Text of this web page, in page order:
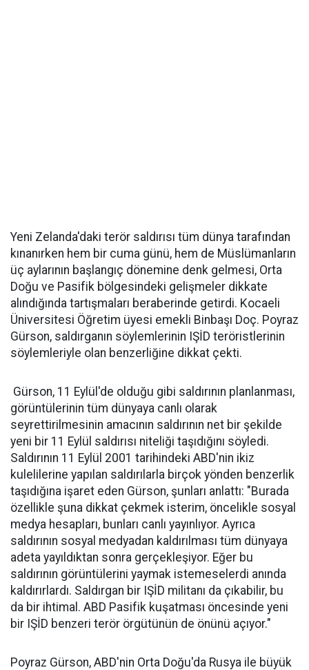
Yeni Zelanda'daki terör saldırısı tüm dünya tarafından
kınanırken hem bir cuma günü, hem de Müslümanların
üç aylarının başlangıç dönemine denk gelmesi, Orta
Doğu ve Pasifik bölgesindeki gelişmeler dikkate
alındığında tartışmaları beraberinde getirdi. Kocaeli
Üniversitesi Öğretim üyesi emekli Binbaşı Doç. Poyraz
Gürson, saldırganın söylemlerinin IŞİD teröristlerinin
söylemleriyle olan benzerliğine dikkat çekti.
Gürson, 11 Eylül'de olduğu gibi saldırının planlanması,
görüntülerinin tüm dünyaya canlı olarak
seyrettirilmesinin amacının saldırının net bir şekilde
yeni bir 11 Eylül saldırısı niteliği taşıdığını söyledi.
Saldırının 11 Eylül 2001 tarihindeki ABD'nin ikiz
kulelilerine yapılan saldırılarla birçok yönden benzerlik
taşıdığına işaret eden Gürson, şunları anlattı: "Burada
özellikle şuna dikkat çekmek isterim, öncelikle sosyal
medya hesapları, bunları canlı yayınlıyor. Ayrıca
saldırının sosyal medyadan kaldırılması tüm dünyaya
adeta yayıldıktan sonra gerçekleşiyor. Eğer bu
saldırının görüntülerini yaymak istemeselerdi anında
kaldırırlardı. Saldırgan bir IŞİD militanı da çıkabilir, bu
da bir ihtimal. ABD Pasifik kuşatması öncesinde yeni
bir IŞİD benzeri terör örgütünün de önünü açıyor."
Poyraz Gürson, ABD'nin Orta Doğu'da Rusya ile büyük